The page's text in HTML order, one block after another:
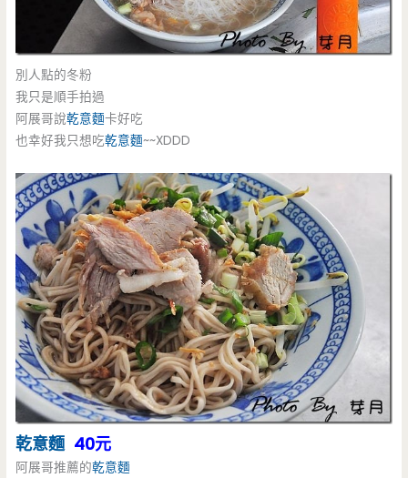
別人點的冬粉
我只是順手拍過
阿展哥說乾意麵卡好吃
也幸好我只想吃乾意麵~~XDDD
乾意麵40元
阿展哥推薦的乾意麵